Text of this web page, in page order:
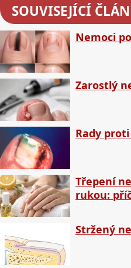
SOUVISEJÍCÍ
Nemoci
Zarostlý
Rady
Třepení
rukou:
Stržený